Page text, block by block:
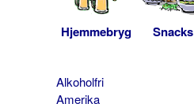
Hjemmebryg Snacks
Alkoholfri
Amerika